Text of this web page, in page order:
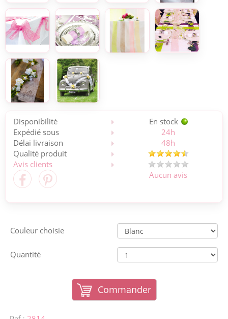
Disponibilité
En stock
Expédié sous
24h
Délai livraison
48h
Qualité produit
Avis clients
Aucun avis
Couleur choisie
Quantité
Commander